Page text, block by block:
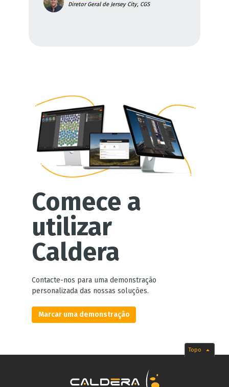
Diretor Geral de Jersey City, CGS
Comece a
utilizar
Caldera
Contacte-nos para uma demonstração
personalizada das nossas soluções.
Marcar uma demonstração
Topo